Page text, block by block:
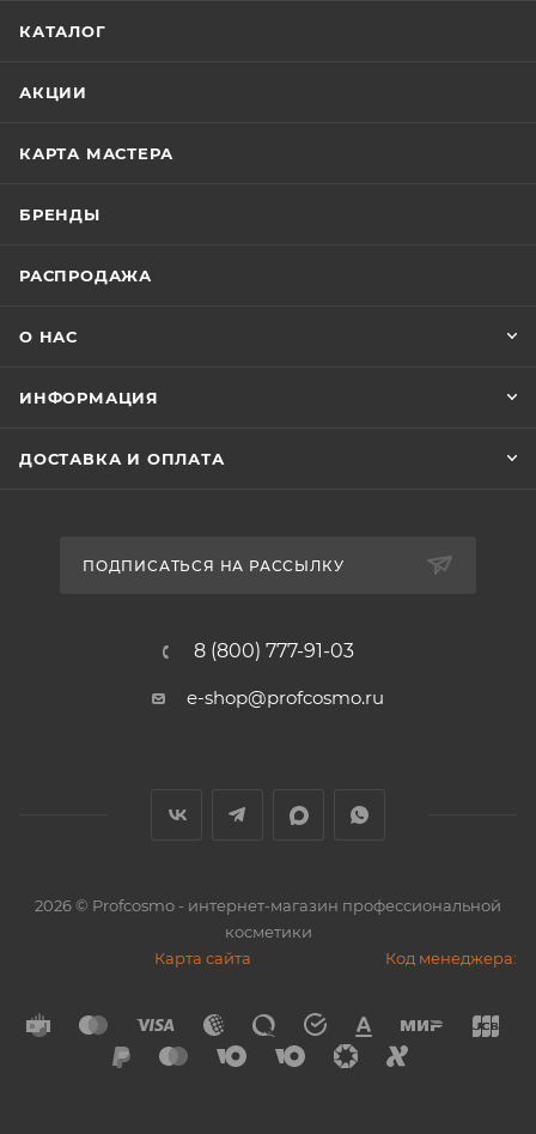
КАТАЛОГ
АКЦИИ
КАРТА МАСТЕРА
БРЕНДЫ
РАСПРОДАЖА
О НАС
ИНФОРМАЦИЯ
ДОСТАВКА И ОПЛАТА
ПОДПИСАТЬСЯ НА РАССЫЛКУ
8 (800) 777-91-03
e-shop@profcosmo.ru
2026© Profcosmo - интернет-магазин профессиональной
косметики
Карта сайта
Код менеджера: